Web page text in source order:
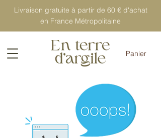
Livraison gratuite à partir de 60 € d'achat
en France Métropolitaine
Panier